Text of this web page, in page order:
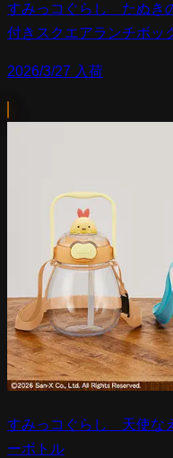
すみっコぐらし たぬき
付きスクエアランチボッ
2026/3/27 入荷
すみっコぐらし 天使な
ーボトル